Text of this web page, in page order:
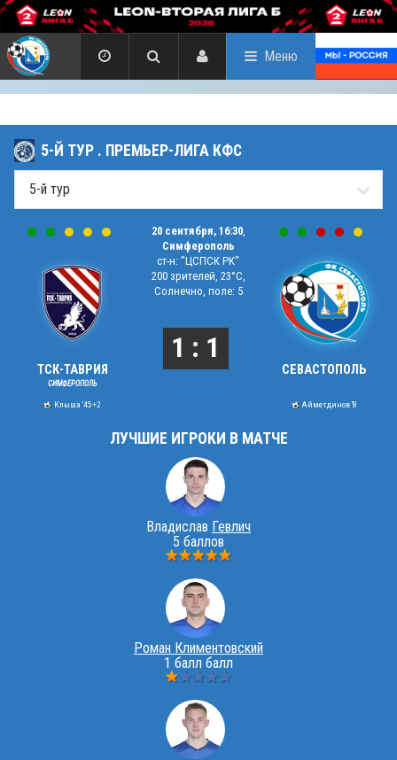
Меню
5-Й ТУР . ПРЕМЬЕР-ЛИГА КФС
ТСК-ТАВРИЯ
СИМФЕРОПОЛЬ
Клыша '45+2
20 сентября, 16:30,
Симферополь
ст-н: "ЦСПСК РК"
200 зрителей, 23°C,
Солнечно, поле: 5
1 : 1
СЕВАСТОПОЛЬ
Айметдинов '8
ЛУЧШИЕ ИГРОКИ В МАТЧЕ
Владислав Гевлич
5 баллов
Роман Климентовский
1 балл балл